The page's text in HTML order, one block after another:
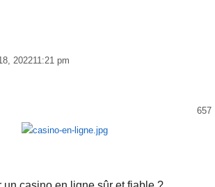
202211:21 pm
657